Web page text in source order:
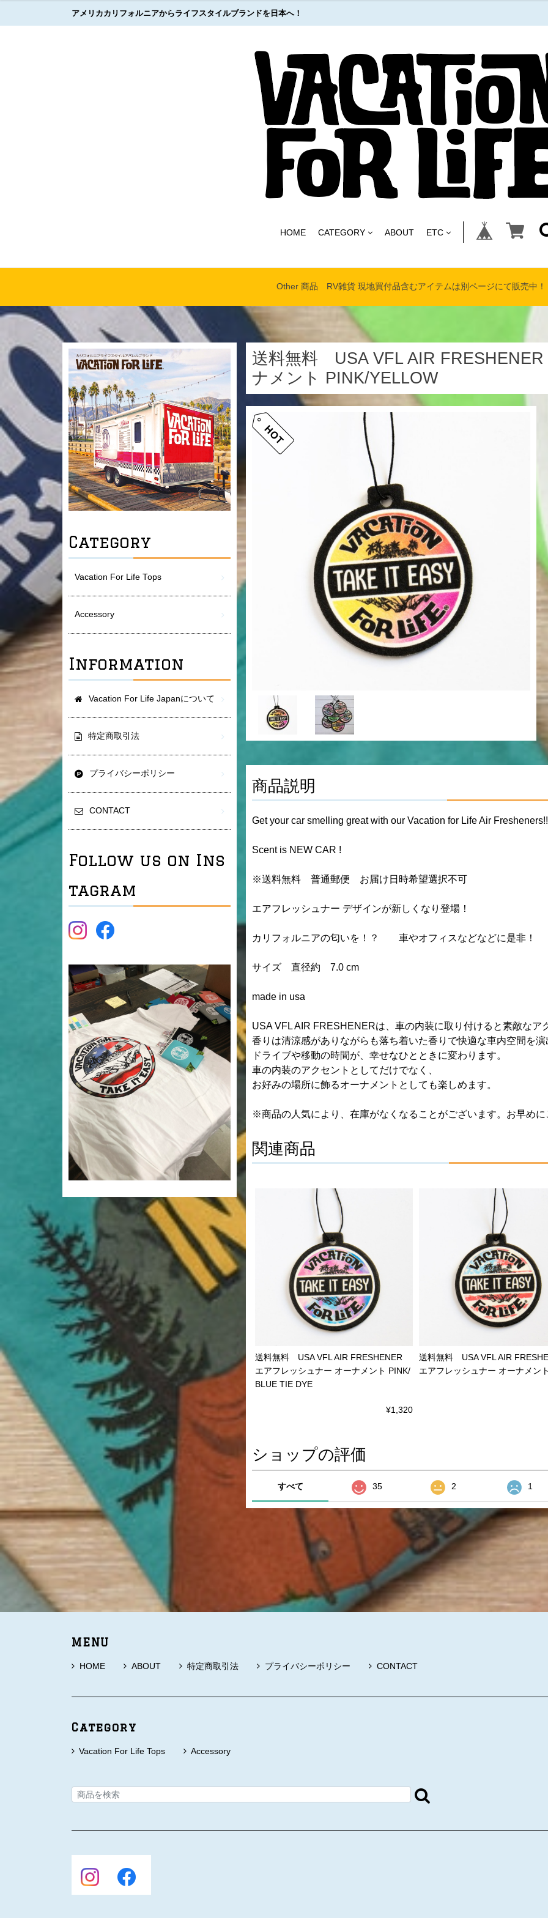
アメリカカリフォルニアからライフスタイルブランドを日本へ！
HOME CATEGORY ABOUT ETC
Other 商品 RV雑貨 現地買付品含むアイテムは別ページにて販売中！
送料無料 USA VFL AIR
ナメント PINK/YELLOW
商品説明
Get your car smelling great with our Vacation for Life Air Fresheners!!
Scent is NEW CAR !
※送料無料 普通郵便 お届け日時希望選択不可
エアフレッシュナー デザインが新しくなり登場！
カリフォルニアの匂いを！？ 車やオフィスなどなどに是非！
サイズ 直径約 7.0 cm
made in usa
USA VFL AIR FRESHENERは、車の内装に取り付けると素敵なア
香りは清涼感がありながらも落ち着いた香りで快適な車内空間を
ドライブや移動の時間が、幸せなひとときに変わります。
車の内装のアクセントとしてだけでなく、
お好みの場所に飾るオーナメントとしても楽しめます。
※商品の人気により、在庫がなくなることがございます。お早め
関連商品
送料無料 USA VFL AIR FRESHENER
エアフレッシュナー オーナメント PINK/
BLUE TIE DYE
¥1,320
送料無料 USA VFL AIR
エアフレッシュナー オーナメン
ショップの評価
すべて 35 2 1
Category
Vacation For Life Tops
Accessory
Information
Vacation For Life Japanについて
特定商取引法
プライバシーポリシー
CONTACT
Follow us on Ins
tagram
MENU
HOME ABOUT 特定商取引法 プライバシーポリシー CONTACT
Category
Vacation For Life Tops Accessory